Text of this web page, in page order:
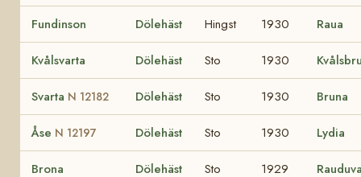
Fundinson Dölehäst Hingst 1930 Raua
Kvålsvarta Dölehäst Sto 1930
Svarta N 12182 Dölehäst Sto 1930 Bruna
Åse N 12197 Dölehäst Sto 1930 Lydia
Brona Dölehäst Sto 1929